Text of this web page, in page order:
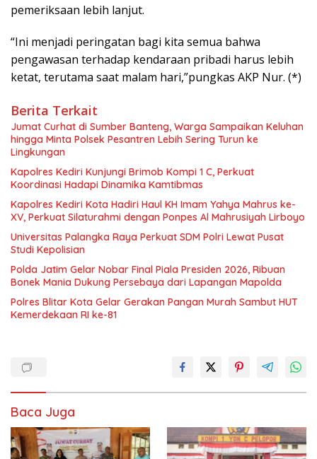
pemeriksaan lebih lanjut.
“Ini menjadi peringatan bagi kita semua bahwa
pengawasan terhadap kendaraan pribadi harus lebih
ketat, terutama saat malam hari,”pungkas AKP Nur. (*)
Berita Terkait
Jumat Curhat di Sumber Banteng, Warga Sampaikan Keluhan
hingga Minta Polsek Pesantren Lebih Sering Turun ke
Lingkungan
Kapolres Kediri Kunjungi Brimob Kompi 1 C, Perkuat
Koordinasi Hadapi Dinamika Kamtibmas
Kapolres Kediri Kota Hadiri Haul KH Imam Yahya Mahrus ke-
XV, Perkuat Silaturahmi dengan Ponpes Al Mahrusiyah Lirboyo
Universitas Palangka Raya Perkuat SDM Polri Lewat Pusat
Studi Kepolisian
Polda Jatim Gelar Nobar Final Piala Presiden 2026, Ribuan
Bonek Mania Dukung Persebaya dari Lapangan Mapolda
Polres Blitar Kota Gelar Gerakan Pangan Murah Sambut HUT
Kemerdekaan RI ke-81
Baca Juga